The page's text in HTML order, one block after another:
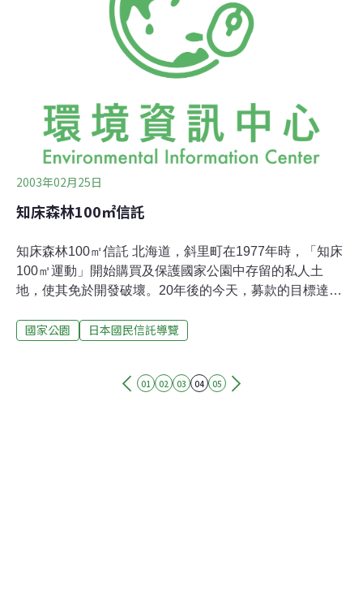
2003年02月25日
知床森林100㎡信託
知床森林100㎡信託 北海道，斜里町在1977年時，「知床
100㎡運動」開始購買及保護國家公園中存留的私人土
地，使其免於開發破壞。20年後的今天，募款的目標達成
物的王國「知床」在愛奴族語中的意思是大地的盡頭。據
原始森林，還有那外形獨特、覆蓋著許多高山植物的山
國家公園 日本國民信託導覽
01 02 03 04 05